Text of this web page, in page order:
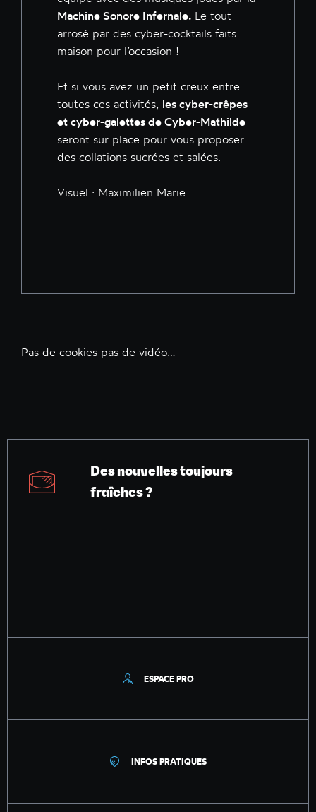
Machine Sonore Infernale. Le tout
arrosé par des cyber-cocktails faits
maison pour l’occasion !
Et si vous avez un petit creux entre
toutes ces activités, les cyber-crêpes
et cyber-galettes de Cyber-Mathilde
seront sur place pour vous proposer
des collations sucrées et salées.
Visuel : Maximilien Marie
Pas de cookies pas de vidéo…
Des nouvelles toujours
fraîches ?
ESPACE PRO
INFOS PRATIQUES